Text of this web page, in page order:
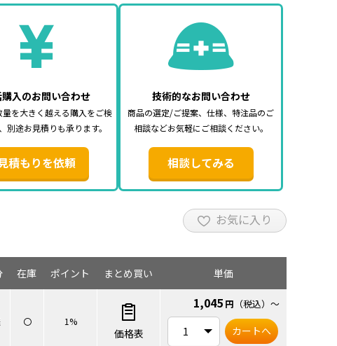
購入のお問い合わせ
量を大きく越える購入をご検
別途お見積りも承ります。
積もりを依頼
技術的なお問い合わせ
商品の選定/ご提案、仕様、特注品のご
相談などお気軽にご相談ください。
相談してみる
お気に入り
在庫 ポイント まとめ買い 単価
〇 1%
価格表
1,045 円 （税込） ～
カートへ